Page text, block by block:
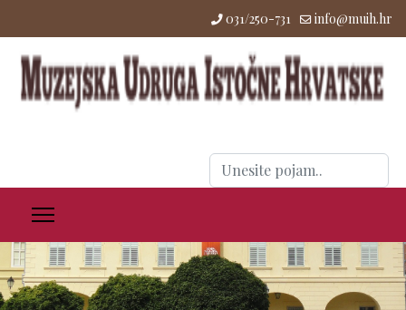
031/250-731 info@muih.hr
Traži
...